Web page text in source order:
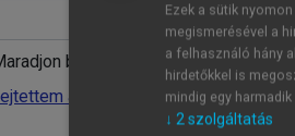
belépve
a jelszavamat
Ezek a sütik
megismerésével a
a felhasználó hány
hirdetőkkel is
mindig egy
↓ 2szolgáltatás